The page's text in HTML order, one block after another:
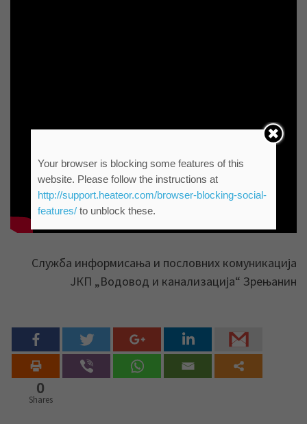
Служба информисања и пословних комуникација
ЈКП „Водовод и канализација“ Зрењанин
0
Shares
Your browser is blocking some features of this
website. Please follow the instructions at
http://support.heateor.com/browser-blocking-social-
features/to unblock these.